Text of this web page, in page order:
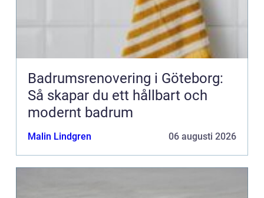
Badrumsrenovering i Göteborg:
Så skapar du ett hållbart och
modernt badrum
Malin Lindgren 06 augusti 2026